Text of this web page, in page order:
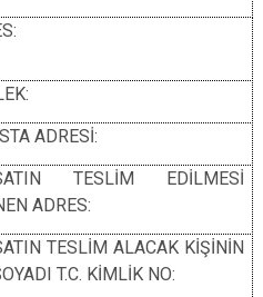
ADRESİ:
TESLİM EDİLMESİ
ADRES:
TESLİM ALACAK KİŞİNİN
T.C. KİMLİK NO: